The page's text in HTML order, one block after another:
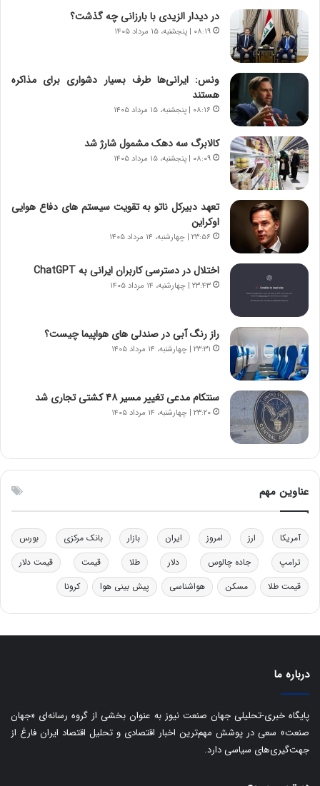
ق
ا
ی
ا
د
ر
پ
ی
ح
م
ل
م
ی
ا
ی
–
ص
ه
ی
و
ن
ی
|
د
ب
ر
ک
ل
ا
ت
ا
ی
ن
:
ا
ت
ق
در دیدار الزیدی با بارزانی چه گذشت؟
۰۸:۱۹ | پنجشنبه، ۱۵ مرداد ۱۴۰۵
ونس: ایرانی‌ها طرف بسیار دشواری برای مذاکره
هستند
۰۸:۱۶ | پنجشنبه، ۱۵ مرداد ۱۴۰۵
کالابرگ سه دهک مشمول شارژ شد
۰۸:۰۹ | پنجشنبه، ۱۵ مرداد ۱۴۰۵
تعهد دبیرکل ناتو به تقویت سیستم های دفاع هوایی
اوکراین
۲۳:۵۶ | چهارشنبه، ۱۴ مرداد ۱۴۰۵
اختلال در دسترسی کاربران ایرانی به ChatGPT
۲۳:۴۳ | چهارشنبه، ۱۴ مرداد ۱۴۰۵
راز رنگ آبی در صندلی های هواپیما چیست؟
۲۳:۳۱ | چهارشنبه، ۱۴ مرداد ۱۴۰۵
سنتکام مدعی تغییر مسیر ۴۸ کشتی تجاری شد
۲۳:۲۰ | چهارشنبه، ۱۴ مرداد ۱۴۰۵
عناوین مهم
آمریکا ارز امروز ایران بازار بانک مرکزی
بورس
ترامپ
جاده چالوس دلار طلا قیمت
قیمت دلار
قیمت طلا
مسکن هواشناسی پیش بینی هوا کرونا
درباره ما
پایگاه خبری-تحلیلی جهان صنعت نیوز به عنوان بخشی از گروه رسانه‌ای «جهان
صنعت» سعی در پوشش مهم‌ترین اخبار اقتصادی و تحلیل اقتصاد ایران فارغ از
جهت‌گیری‌های سیاسی دارد.